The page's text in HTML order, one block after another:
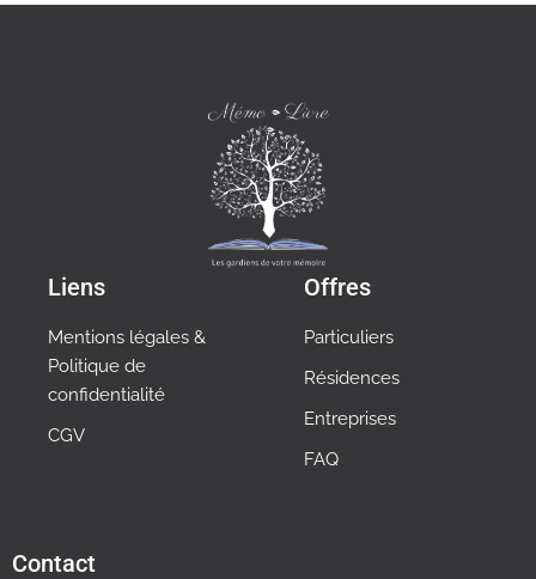
Liens
Mentions légales &
Politique de
confidentialité
CGV
Offres
Particuliers
Résidences
Entreprises
FAQ
Contact